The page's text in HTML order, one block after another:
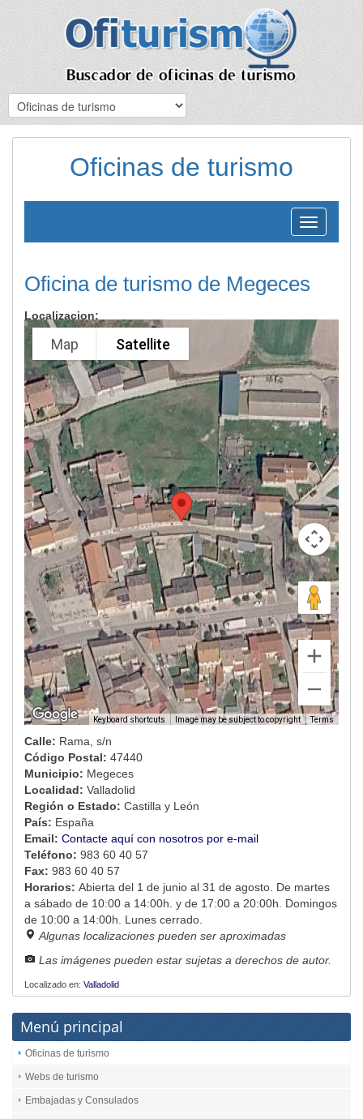
Oficinas de turismo
Toggle
navigation
Oficina de turismo de Megeces
Localizacion:
Map Satellite
Keyboard shortcuts Image may be subject to copyright Terms
Calle: Rama, s/n
Código Postal: 47440
Municipio: Megeces
Localidad: Valladolid
Región o Estado: Castilla y León
País: España
Email: Contacte aquí con nosotros por e-mail
Teléfono: 983 60 40 57
Fax: 983 60 40 57
Horarios: Abierta del 1 de junio al 31 de agosto. De martes
a sábado de 10:00 a 14:00h. y de 17:00 a 20:00h. Domingos
de 10:00 a 14:00h. Lunes cerrado.
Algunas localizaciones pueden ser aproximadas
Las imágenes pueden estar sujetas a derechos de autor.
Localizado en: Valladolid
Menú principal
Oficinas de turismo
Webs de turismo
Embajadas y Consulados